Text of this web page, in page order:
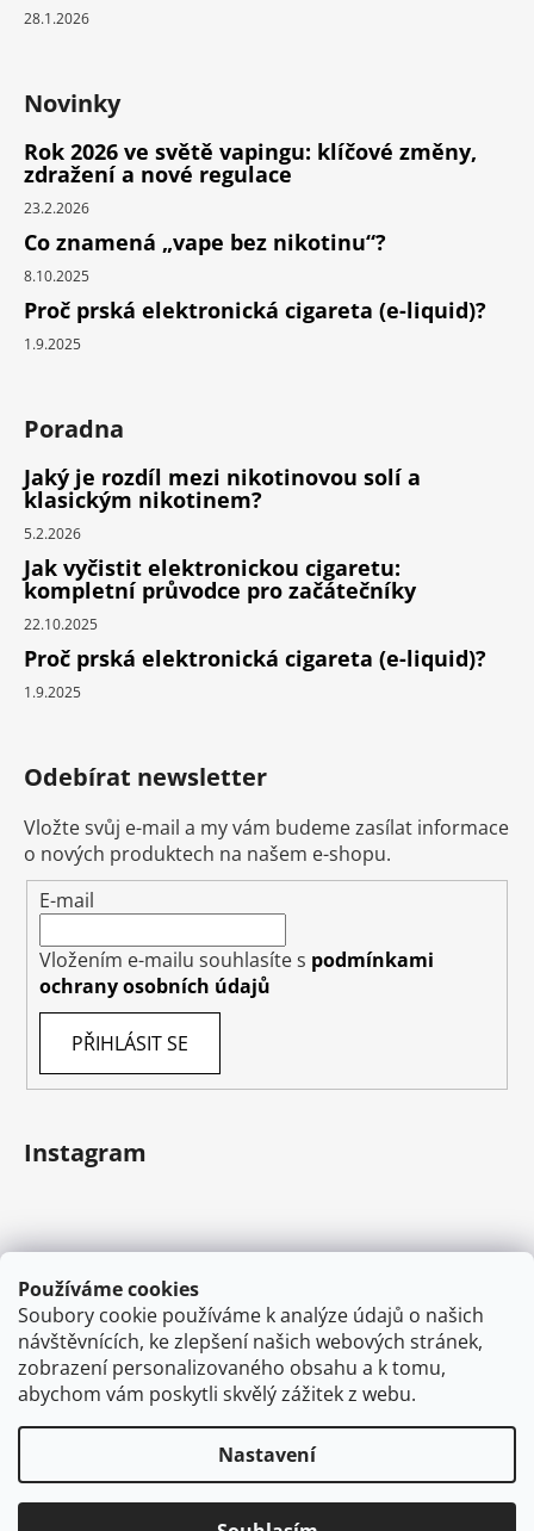
Používáme cookies
Soubory cookie používáme k analýze údajů o našich
návštěvnících, ke zlepšení našich webových stránek,
zobrazení personalizovaného obsahu a k tomu,
abychom vám poskytli skvělý zážitek z webu.
Nastavení
28.1.2026
Novinky
Rok 2026 ve světě vapingu: klíčové změny,
zdražení a nové regulace
23.2.2026
Co znamená „vape bez nikotinu“?
8.10.2025
Proč prská elektronická cigareta (e-liquid)?
1.9.2025
Poradna
Jaký je rozdíl mezi nikotinovou solí a
klasickým nikotinem?
5.2.2026
Jak vyčistit elektronickou cigaretu:
kompletní průvodce pro začátečníky
22.10.2025
Proč prská elektronická cigareta (e-liquid)?
1.9.2025
Odebírat newsletter
Vložte svůj e-mail a my vám budeme zasílat informace
o nových produktech na našem e-shopu.
E-mail
Vložením e-mailu souhlasíte s podmínkami
ochrany osobních údajů
PŘIHLÁSIT SE
Instagram
Sledovat na Instagramu